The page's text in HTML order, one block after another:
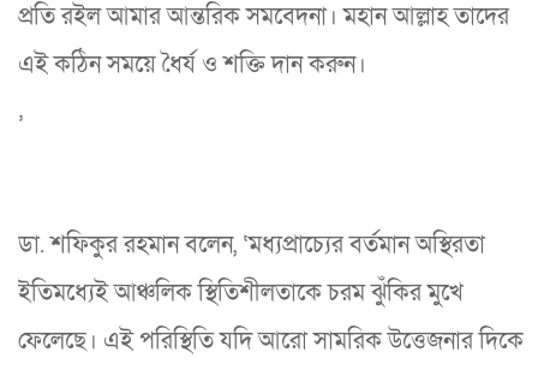
প্রতি রইল আমার আন্তরিক সমবেদনা। মহান আল্লাহ তাদের
এই কঠিন সময়ে ধৈর্য ও শক্তি দান করুন।
’
ডা. শফিকুর রহমান বলেন, ‘মধ্যপ্রাচ্যের বর্তমান অস্থিরতা
ইতিমধ্যেই আঞ্চলিক স্থিতিশীলতাকে চরম ঝুঁকির মুখে
ফেলেছে। এই পরিস্থিতি যদি আরো সামরিক উত্তেজনার দিকে